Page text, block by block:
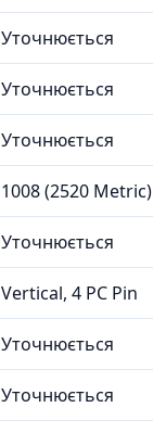
Уточнюється
Уточнюється
Уточнюється
1008 (2520 Metric)
Уточнюється
Vertical, 4 PC Pin
Уточнюється
Уточнюється